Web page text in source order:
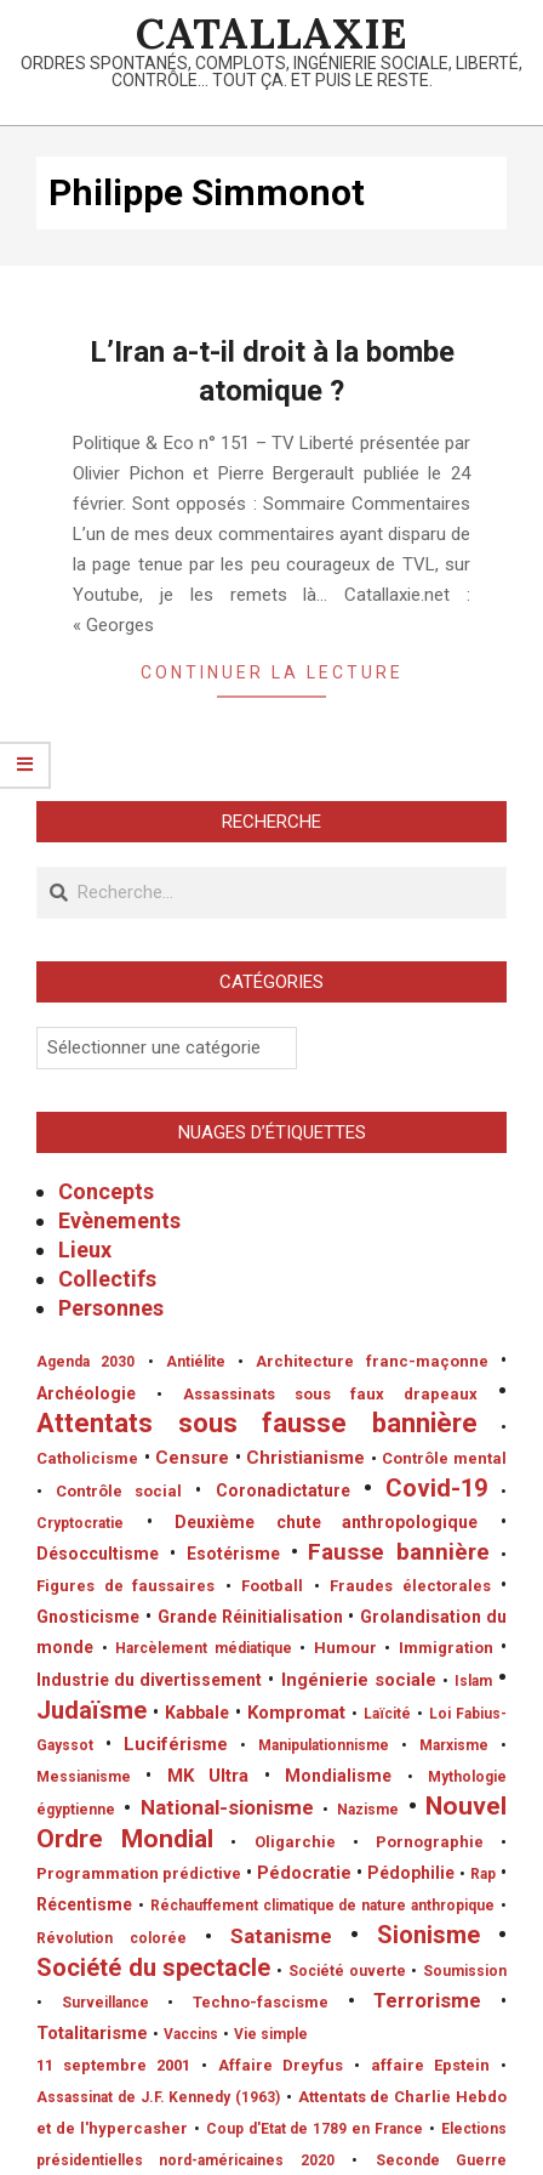
content
CATALLAXIE
ORDRES SPONTANÉS, COMPLOTS, INGÉNIERIE SOCIALE, LIBERTÉ,
CONTRÔLE… TOUT ÇA. ET PUIS LE RESTE.
Primary
Philippe Simmonot
L’Iran a-t-il droit à la bombe
atomique ?
02-
24
Politique & Eco n° 151 – TV Liberté présentée par
Olivier Pichon et Pierre Bergerault publiée le 24
février. Sont opposés : Sommaire Commentaires
L’un de mes deux commentaires ayant disparu de
la page tenue par les peu courageux de TVL, sur
Youtube, je les remets là… Catallaxie.net :
« Georges
CONTINUER LA LECTURE
RECHERCHE
Recherche
CATÉGORIES
Catégories
NUAGES D’ÉTIQUETTES
Concepts
Evènements
Lieux
Collectifs
Personnes
Agenda 2030 • Antiélite • Architecture franc-maçonne
•
Archéologie
• Assassinats sous faux drapeaux
•
Attentats sous fausse bannière
•
Catholicisme • Censure • Christianisme • Contrôle mental
•
Contrôle social • Coronadictature • Covid-19
•
Cryptocratie
• Deuxième chute anthropologique
•
Désoccultisme
• Esotérisme • Fausse bannière
•
Figures de faussaires
• Football • Fraudes électorales
•
Gnosticisme • Grande Réinitialisation • Grolandisation du
monde • Harcèlement médiatique • Humour • Immigration •
Industrie du divertissement • Ingénierie sociale • Islam •
Judaïsme • Kabbale • Kompromat • Laïcité • Loi Fabius-
Gayssot
• Luciférisme • Manipulationnisme • Marxisme
•
Messianisme
• MK Ultra • Mondialisme •
Mythologie
égyptienne
• National-sionisme • Nazisme • Nouvel
Ordre Mondial
• Oligarchie • Pornographie
•
Programmation prédictive • Pédocratie • Pédophilie • Rap •
Récentisme • Réchauffement climatique de nature anthropique •
Révolution colorée
• Satanisme • Sionisme
•
Société du spectacle • Société ouverte • Soumission
•
Surveillance • Techno-fascisme • Terrorisme
•
Totalitarisme • Vaccins • Vie simple
11 septembre 2001 • Affaire Dreyfus • affaire Epstein
•
Assassinat de J.F. Kennedy (1963) • Attentats de Charlie Hebdo
et de l'hypercasher • Coup d'Etat de 1789 en France • Elections
présidentielles nord-américaines 2020
• Seconde Guerre